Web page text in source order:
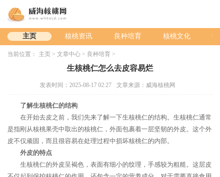
主页 核桃资讯 良种培育 核桃文化
当前位置： 主页 > 文章中心 > 良种培育 >
生核桃仁怎么去皮容易烂
发表时间：2025-08-17 02:27 文章来源：威海核桃网
了解生核桃仁的结构
在开始去皮之前，我们先来了解一下生核桃仁的结构。生核桃仁通常
是指刚从核桃果壳中取出的核桃仁，外面包裹着一层坚韧的外皮。这个外
皮不仅顽固，而且很容易在处理过程中损坏核桃仁的内部。
外皮的特点
生核桃仁的外皮呈褐色，表面有细小的纹理，手感较为粗糙。这层皮